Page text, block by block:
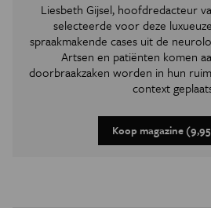
Liesbeth Gijsel, hoofdredacteur
selecteerde voor deze
spraakmakende cases uit de
Artsen en patiënten komen
doorbraakzaken worden in hun
context
Koop magazine